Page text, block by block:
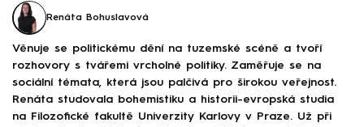
Renáta Bohuslavová
Věnuje se politickému dění na tuzemské scéně a tvoří
rozhovory s tvářemi vrcholné politiky. Zaměřuje se na
sociální témata, která jsou palčivá pro širokou veřejnost.
Renáta studovala bohemistiku a historii-evropská studia
na Filozofické fakultě Univerzity Karlovy v Praze. Už při